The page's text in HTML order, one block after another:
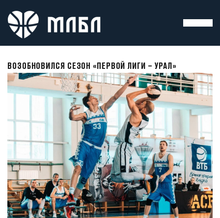
ВОЗОБНОВИЛСЯ СЕЗОН «ПЕРВОЙ ЛИГИ – УРАЛ»